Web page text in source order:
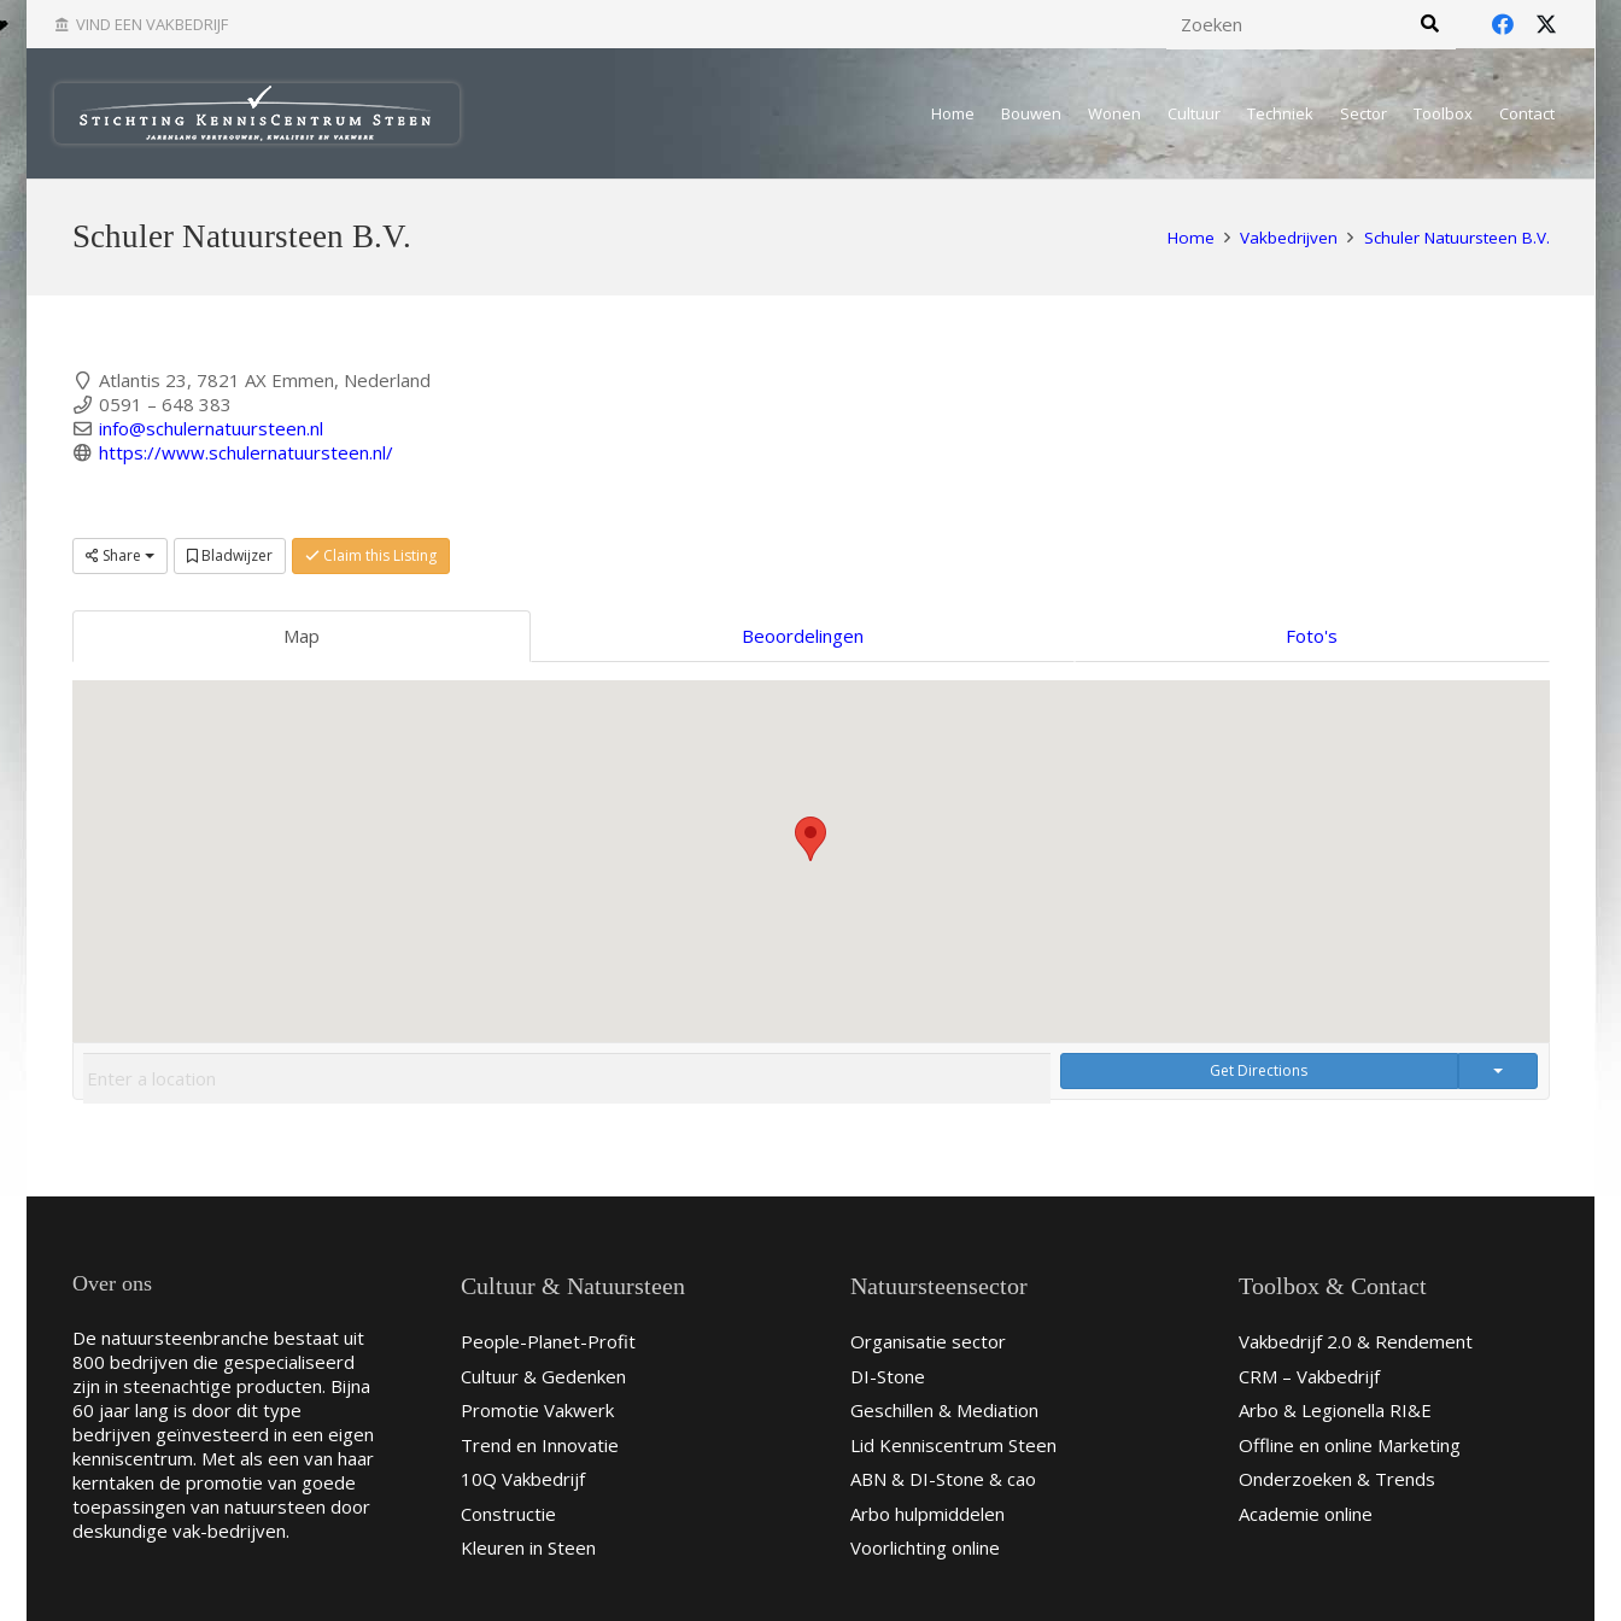
account_balance VIND EEN VAKBEDRIJF
Home Bouwen Wonen Cultuur Techniek Sector Toolbox Contact
Schuler Natuursteen B.V. Home Vakbedrijven Schuler Natuursteen B.V.
Atlantis 23, 7821 AX Emmen, Nederland
0591 – 648 383
info@schulernatuursteen.nl
https://www.schulernatuursteen.nl/
Share Bladwijzer Claim this Listing
Map Beoordelingen Foto's
Get Directions
Over ons
De natuursteenbranche bestaat uit
800 bedrijven die gespecialiseerd
zijn in steenachtige producten. Bijna
60 jaar lang is door dit type
bedrijven geïnvesteerd in een eigen
kenniscentrum. Met als een van haar
kerntaken de promotie van goede
toepassingen van natuursteen door
deskundige vak-bedrijven.
Cultuur & Natuursteen
People-Planet-Profit
Cultuur & Gedenken
Promotie Vakwerk
Trend en Innovatie
10Q Vakbedrijf
Constructie
Kleuren in Steen
Natuursteensector
Organisatie sector
DI-Stone
Geschillen & Mediation
Lid Kenniscentrum Steen
ABN & DI-Stone & cao
Arbo hulpmiddelen
Voorlichting online
Toolbox & Contact
Vakbedrijf 2.0 & Rendement
CRM – Vakbedrijf
Arbo & Legionella RI&E
Offline en online Marketing
Onderzoeken & Trends
Academie online